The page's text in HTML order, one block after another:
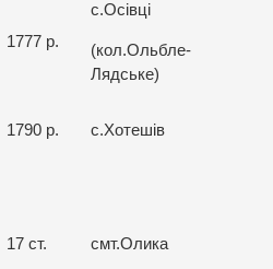
1777 р.
с.Осівці
(кол.Ольбле-
Лядське)
1790 р. с.Хотешів
17 ст. смт.Олика